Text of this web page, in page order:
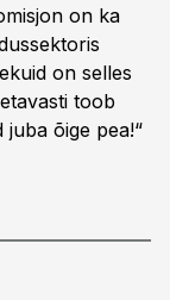
on ka
on selles
toob
juba õige pea!“